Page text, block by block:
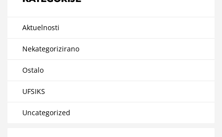
Aktuelnosti
Nekategorizirano
Ostalo
UFSIKS
Uncategorized